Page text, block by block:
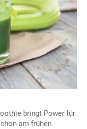
bringt Power für
am frühen